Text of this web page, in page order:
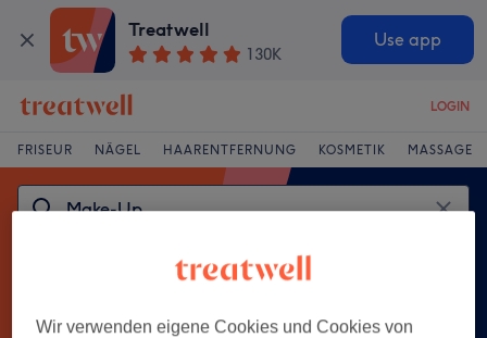
Treatwell
130K
Use app
LOGIN
FRISEUR NÄGEL HAARENTFERNUNG KOSMETIK MASSAGE
Wir verwenden eigene Cookies und Cookies von